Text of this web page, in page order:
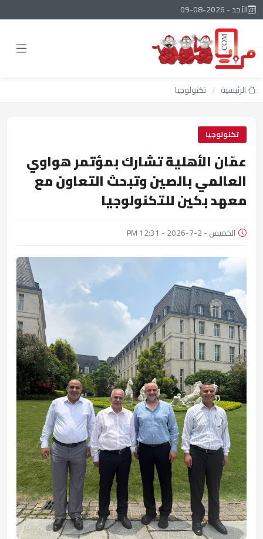
الأحد - 2026-08-09
الرئيسية / تكنولوجيا
تكنولوجيا
عمّان الأهلية تشارك بمؤتمر هواوي
العالمي بالصين وتبحث التعاون مع
معهد بكين للتكنولوجيا
الخميس - 2-7-2026 - 12:31 PM